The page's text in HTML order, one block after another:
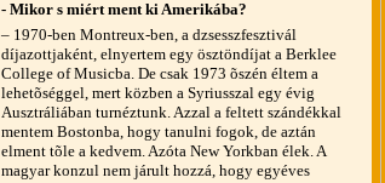
- Mikor s miért ment ki Amerikába?
– 1970-ben Montreux-ben, a dzsesszfesztivál
díjazottjaként, elnyertem egy ösztöndíjat a Berklee
College of Musicba. De csak 1973 õszén éltem a
lehetõséggel, mert közben a Syriusszal egy évig
Ausztráliában turnéztunk. Azzal a feltett szándékkal
mentem Bostonba, hogy tanulni fogok, de aztán
elment tõle a kedvem. Azóta New Yorkban élek. A
magyar konzul nem járult hozzá, hogy egyéves